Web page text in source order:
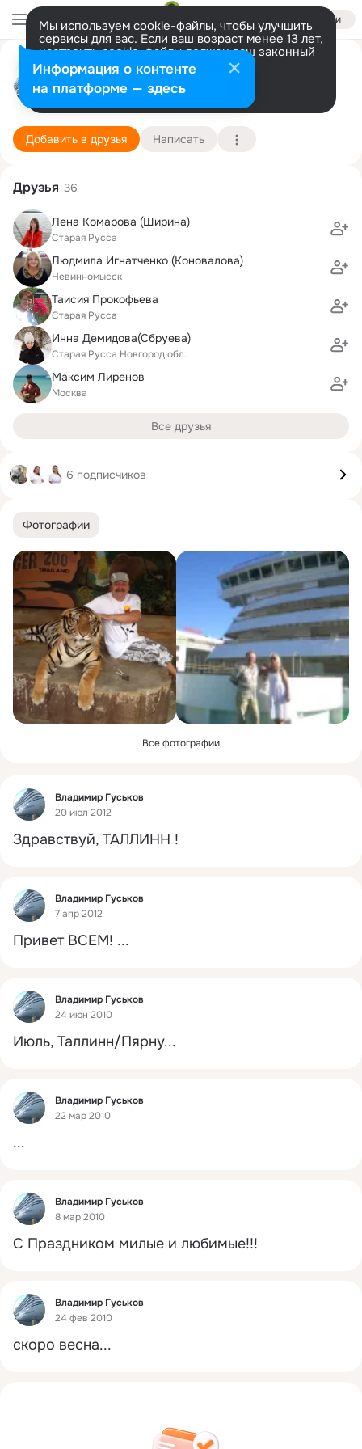
Войти
Мы используем cookie-файлы, чтобы улучшить
сервисы для вас. Если ваш возраст менее 13 лет,
настроить cookie-файлы должен ваш законный
представитель. Больше информации
Разрешить все Настроить
Владимир Гуськов
Старая Русса
Подробнее
Добавить в друзья Написать
Фотографии
Все фотографии
Фид
Владимир Гуськов
20 июл 2012
Здравствуй, ТАЛЛИНН !
Фид
Владимир Гуськов
7 апр 2012
Привет ВСЕМ! ...
Фид
Владимир Гуськов
24 июн 2010
Июль, Таллинн/Пярну...
Фид
Владимир Гуськов
22 мар 2010
...
Фид
Владимир Гуськов
8 мар 2010
С Праздником милые и любимые!!!
Фид
Владимир Гуськов
24 фев 2010
скоро весна...
Друзья 36
Лена Комарова (Ширина)
Старая Русса
Людмила Игнатченко (Коновалова)
Невинномысск
Таисия Прокофьева
Старая Русса
Инна Демидова(Сбруева)
Старая Русса Новгород.обл.
Максим Лиренов
Москва
Все друзья
6 подписчиков
Информация о контенте
на платформе — здесь